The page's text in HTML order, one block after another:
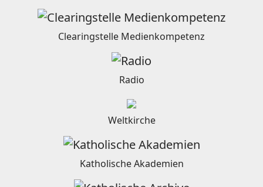
Clearingstelle Medienkompetenz
Radio
Weltkirche
Katholische Akademien